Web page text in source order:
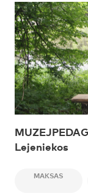
Lejeniekos
MAKSAS